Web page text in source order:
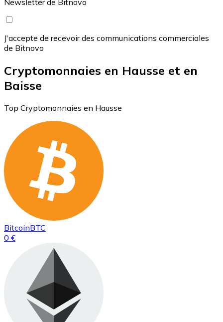
Newsletter de Bitnovo
J'accepte de recevoir des communications commerciales
de Bitnovo
Cryptomonnaies en Hausse et en
Baisse
Top Cryptomonnaies en Hausse
BitcoinBTC
0 €